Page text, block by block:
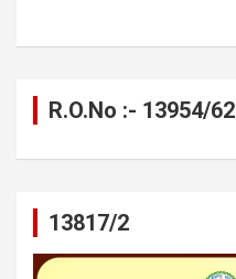
R.O.No :- 13954/62
13817/2